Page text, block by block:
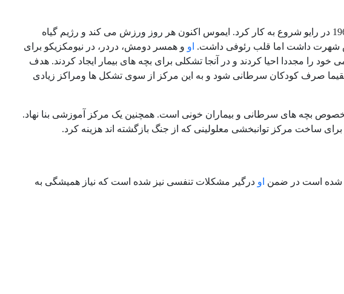
ایموس راه طولانی را طی کرد از زمانی که اولین بار در سال 1968 در رایو شروع به کار کرد. ایموس اکنون هر روز ورزش می کند و رژیم گیاه
شهرت داشت اما قلب رئوفی داشت. او و همسر دومش، دردر، در نیومکزیکو برای
را مجددا احیا کردند و در آنجا تشکلی برای بچه های بیمار ایجاد کردند. هدف
صرف کودکان سرطانی شود و به این مرکز از سوی تشکل ها ومراکز زیادی
او درگیر مشکلات تنفسی نیز شده است که نیاز همیشگی به